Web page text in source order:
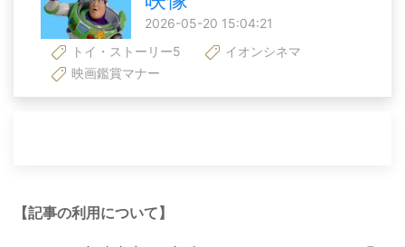
2026-05-20 15:04:21
トイ・ストーリー5
イオンシネマ
映画鑑賞マナー
【記事の利用について】